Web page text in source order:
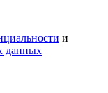
и
данных